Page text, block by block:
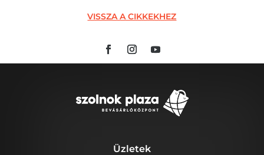
VISSZA A CIKKEKHEZ
Üzletek